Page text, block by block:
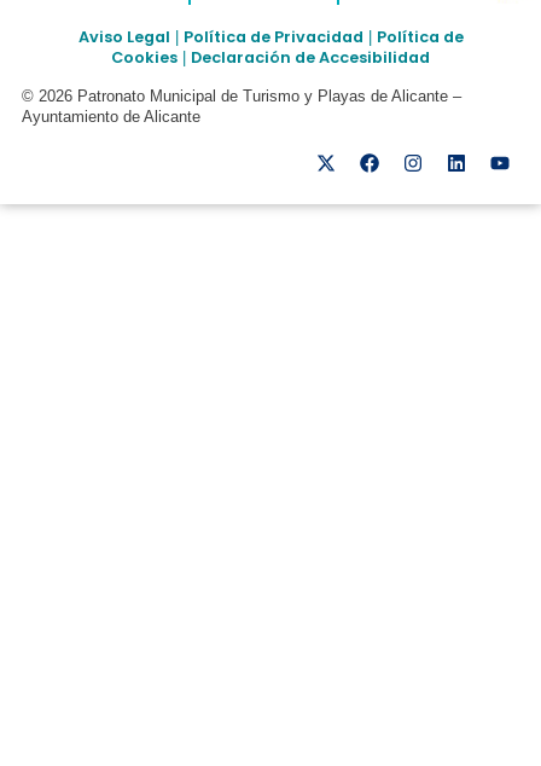
Aviso Legal Política de Privacidad
Política de
Cookies
Declaración de Accesibilidad
© 2026 Patronato Municipal de Turismo y Playas de Alicante –
Ayuntamiento de Alicante